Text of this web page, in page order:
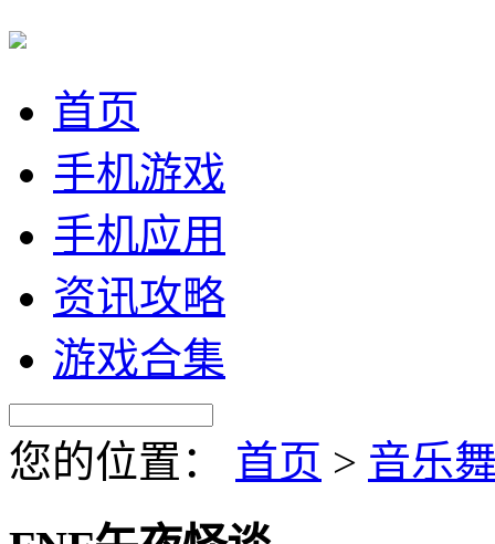
首页
手机游戏
手机应用
资讯攻略
游戏合集
您的位置： 首页 > 音乐